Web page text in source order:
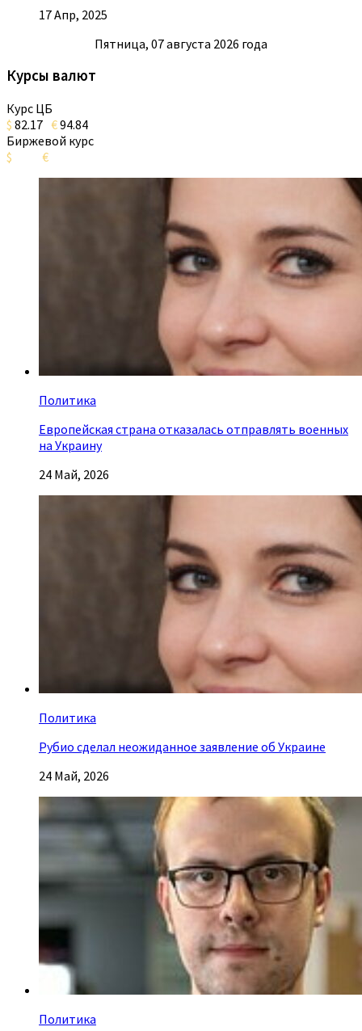
17 Апр, 2025
Пятница, 07 августа 2026 года
Курсы валют
Курс ЦБ
$ 82.17 €94.84
Биржевой курс
$
€
Политика
Европейская страна отказалась отправлять военных
на Украину
24 Май, 2026
Политика
Рубио сделал неожиданное заявление об Украине
24 Май, 2026
Политика